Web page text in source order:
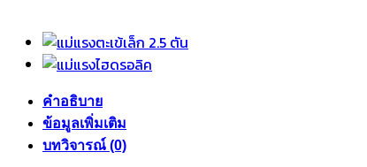
คำอธิบาย
ข้อมูลเพิ่มเติม
บทวิจารณ์ (0)